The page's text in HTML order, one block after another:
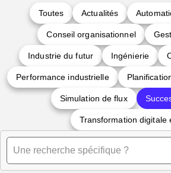
Actualités
Conseil organisationnel
Industrie du futur Ingénierie
Performance industrielle
Simulation de flux
Transformation digitale
Toutes